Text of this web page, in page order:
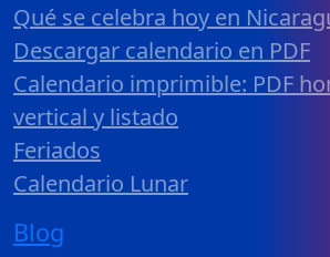
Qué se celebra hoy en
Descargar calendario en PDF
Calendario imprimible: PDF
vertical y listado
Feriados
Calendario Lunar
Blog